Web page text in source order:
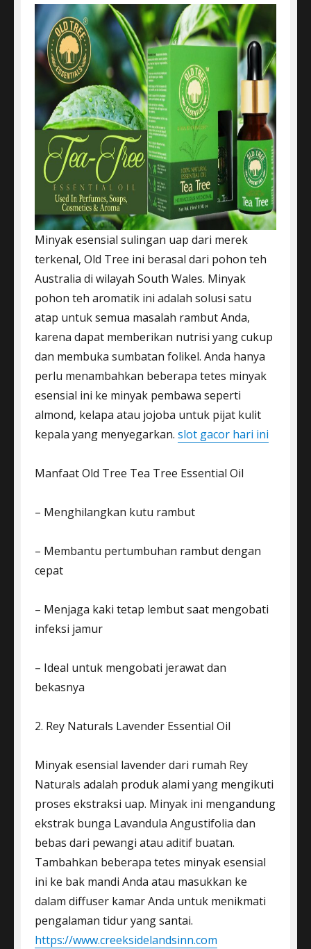
Minyak esensial sulingan uap dari merek
terkenal, Old Tree ini berasal dari pohon teh
Australia di wilayah South Wales. Minyak
pohon teh aromatik ini adalah solusi satu
atap untuk semua masalah rambut Anda,
karena dapat memberikan nutrisi yang cukup
dan membuka sumbatan folikel. Anda hanya
perlu menambahkan beberapa tetes minyak
esensial ini ke minyak pembawa seperti
almond, kelapa atau jojoba untuk pijat kulit
kepala yang menyegarkan. slot gacor hari ini
Manfaat Old Tree Tea Tree Essential Oil
– Menghilangkan kutu rambut
– Membantu pertumbuhan rambut dengan
cepat
– Menjaga kaki tetap lembut saat mengobati
infeksi jamur
– Ideal untuk mengobati jerawat dan
bekasnya
2. Rey Naturals Lavender Essential Oil
Minyak esensial lavender dari rumah Rey
Naturals adalah produk alami yang mengikuti
proses ekstraksi uap. Minyak ini mengandung
ekstrak bunga Lavandula Angustifolia dan
bebas dari pewangi atau aditif buatan.
Tambahkan beberapa tetes minyak esensial
ini ke bak mandi Anda atau masukkan ke
dalam diffuser kamar Anda untuk menikmati
pengalaman tidur yang santai.
https://www.creeksidelandsinn.com